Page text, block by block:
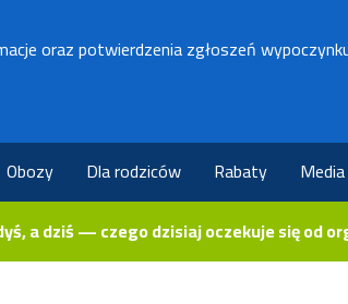
oraz potwierdzenia zgłoszeń
Obozy Dla rodziców Rabaty Media
a dziś — czego dzisiaj oczekuje się od